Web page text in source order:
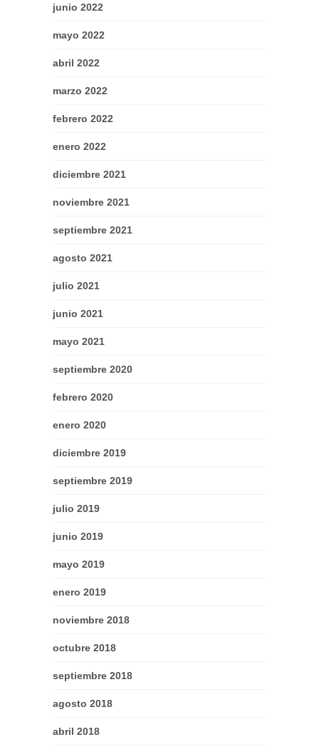
junio 2022
mayo 2022
abril 2022
marzo 2022
febrero 2022
enero 2022
diciembre 2021
noviembre 2021
septiembre 2021
agosto 2021
julio 2021
junio 2021
mayo 2021
septiembre 2020
febrero 2020
enero 2020
diciembre 2019
septiembre 2019
julio 2019
junio 2019
mayo 2019
enero 2019
noviembre 2018
octubre 2018
septiembre 2018
agosto 2018
abril 2018